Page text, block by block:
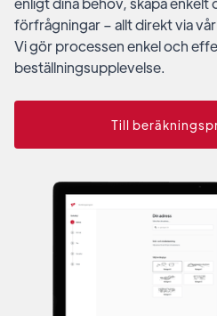
förfrågningar – allt direkt via
Vi gör processen enkel och
beställningsupplevelse.
Till